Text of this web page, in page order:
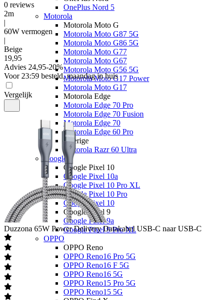
OnePlus Nord 5
Motorola
Motorola Moto G
Motorola Moto G87 5G
Motorola Moto G86 5G
Motorola Moto G77
Motorola Moto G67
Motorola Moto G56 5G
Motorola Moto G17 Power
Motorola Moto G17
Motorola Edge
Motorola Edge 70 Pro
Motorola Edge 70 Fusion
Motorola Edge 70
Motorola Edge 60 Pro
Overige
Motorola Razr 60 Ultra
Google
Google Pixel 10
Google Pixel 10a
Google Pixel 10 Pro XL
Google Pixel 10 Pro
Google Pixel 10
Google Pixel 9
Google Pixel 9a
Google Pixel 9 Pro XL
OPPO
OPPO Reno
OPPO Reno16 Pro 5G
OPPO Reno16 F 5G
OPPO Reno16 5G
OPPO Reno15 Pro 5G
OPPO Reno15 5G
0 reviews
2m
|
60W vermogen
|
Beige
19,95
Advies 24,95-20%
Voor 23:59 besteld, maandag in huis
Vergelijk
Duzzona 65W Power Delivery Datakabel USB-C naar USB-C